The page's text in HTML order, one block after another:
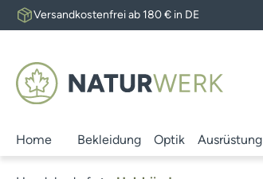
Hauptinhalt springen
Zur Suche springen
Zur Hauptnavigation springen
Versandkostenfrei ab 180 € in DE
Home Bekleidung Optik Ausrüstung